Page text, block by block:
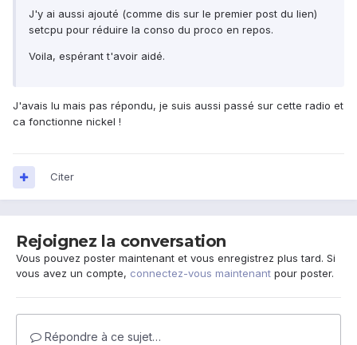
J'y ai aussi ajouté (comme dis sur le premier post du lien)
setcpu pour réduire la conso du proco en repos.
Voila, espérant t'avoir aidé.
J'avais lu mais pas répondu, je suis aussi passé sur cette radio et
ca fonctionne nickel !
Citer
Rejoignez la conversation
Vous pouvez poster maintenant et vous enregistrez plus tard. Si
vous avez un compte, connectez-vous maintenant pour poster.
Répondre à ce sujet…